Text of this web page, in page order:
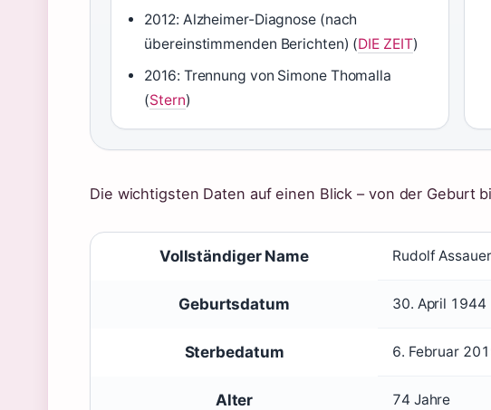
2012: Alzheimer-Diagnose (nach
übereinstimmenden Berichten) (DIE ZEIT)
2016: Trennung von Simone Thomalla
(Stern)
Die wichtigsten Daten auf einen Blick – von der Geburt
Vollständiger Name Rudolf Assauer
Geburtsdatum 30. April 1944
Sterbedatum 6. Februar
Alter 74 Jahre